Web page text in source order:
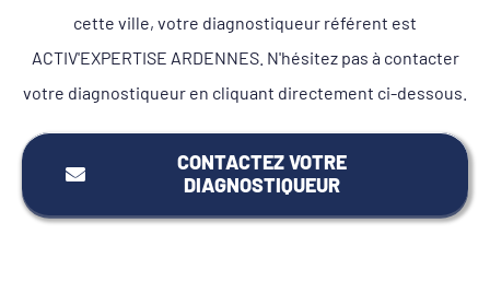
cette ville, votre diagnostiqueur référent est
ACTIV'EXPERTISE ARDENNES. N'hésitez pas à contacter
votre diagnostiqueur en cliquant directement ci-dessous.
CONTACTEZ VOTRE
DIAGNOSTIQUEUR